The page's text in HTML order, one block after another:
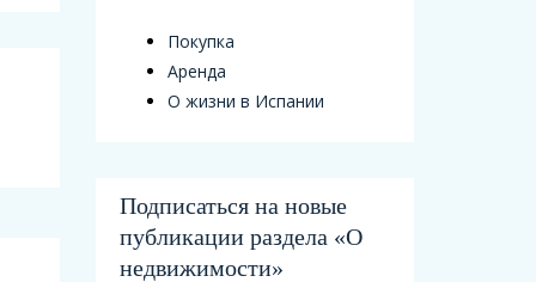
Покупка
Аренда
О жизни в Испании
Подписаться на новые
публикации раздела «О
недвижимости»